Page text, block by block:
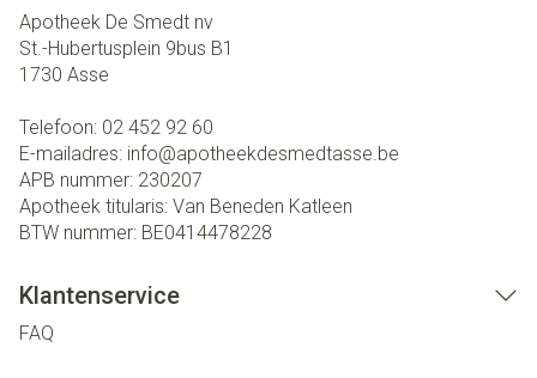
Apotheek De Smedt nv
St.-Hubertusplein 9bus B1
1730 Asse
Telefoon: 02 452 92 60
E-mailadres: info@apotheekdesmedtasse.be
APB nummer: 230207
Apotheek titularis: Van Beneden Katleen
BTW nummer: BE0414478228
Klantenservice
FAQ